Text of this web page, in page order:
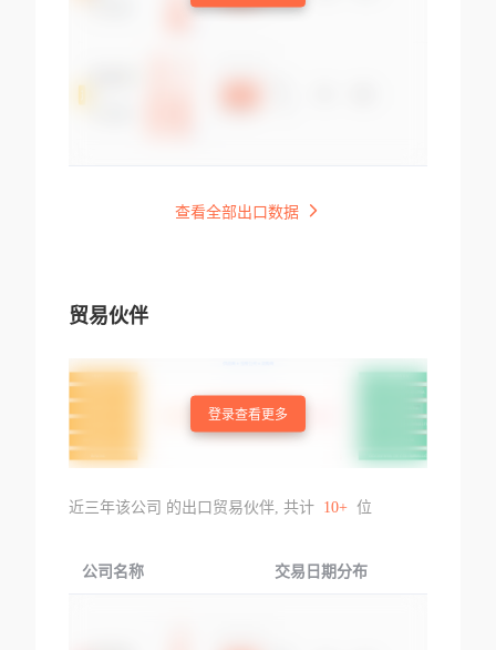
查看全部出口数据
贸易伙伴
登录查看更多
近三年该公司 的出口贸易伙伴, 共计 10+ 位
公司名称 交易日期分布